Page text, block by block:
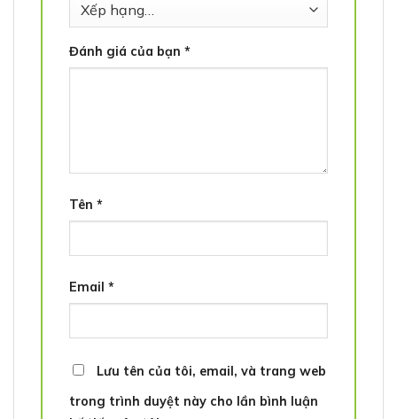
Đánh giá của bạn *
Tên *
Email *
Lưu tên của tôi, email, và trang web
trong trình duyệt này cho lần bình luận